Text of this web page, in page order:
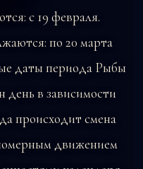
с 19 февраля.
по 20 марта
даты периода Рыбы
день в зависимости
происходит смена
движением